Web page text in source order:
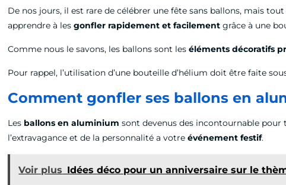
De nos jours, il est rare de célébrer une fête sans ballons, mais
apprendre à lesgonfler rapidement et facilement grâce à une
Comme nous le savons, les ballons sont leséléments décoratifs
Pour rappel, l’utilisation d’une bouteille d’hélium doit être faite
Comment gonfler ses ballons en
Les ballons en aluminium sont devenus des incontournable pour
l’extravagance et de la personnalité a votreévénement festif.
Voir plus Idées déco pour un anniversaire sur le